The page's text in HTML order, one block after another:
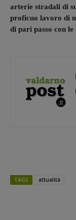
arterie stradali di
proficuo lavoro di
di pari passo con le
TAGS attualità